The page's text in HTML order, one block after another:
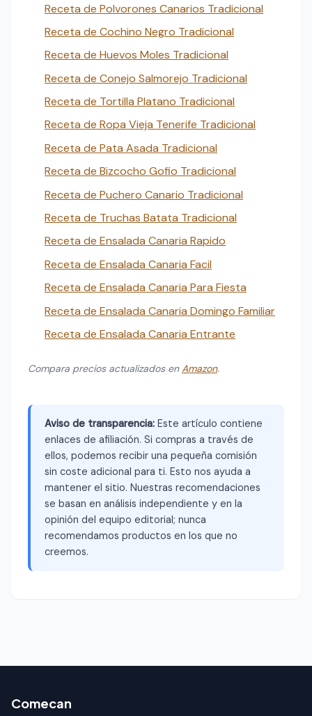
Receta de Polvorones Canarios Tradicional
Receta de Cochino Negro Tradicional
Receta de Huevos Moles Tradicional
Receta de Conejo Salmorejo Tradicional
Receta de Tortilla Platano Tradicional
Receta de Ropa Vieja Tenerife Tradicional
Receta de Pata Asada Tradicional
Receta de Bizcocho Gofio Tradicional
Receta de Puchero Canario Tradicional
Receta de Truchas Batata Tradicional
Receta de Ensalada Canaria Rapido
Receta de Ensalada Canaria Facil
Receta de Ensalada Canaria Para Fiesta
Receta de Ensalada Canaria Domingo Familiar
Receta de Ensalada Canaria Entrante
Compara precios actualizados enAmazon.
Aviso de transparencia: Este artículo contiene
enlaces de afiliación. Si compras a través de
ellos, podemos recibir una pequeña comisión
sin coste adicional para ti. Esto nos ayuda a
mantener el sitio. Nuestras recomendaciones
se basan en análisis independiente y en la
opinión del equipo editorial; nunca
recomendamos productos en los que no
creemos.
Comecan